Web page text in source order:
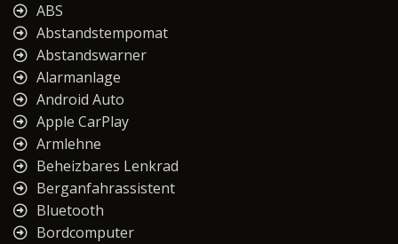
ABS
Abstandstempomat
Abstandswarner
Alarmanlage
Android Auto
Apple CarPlay
Armlehne
Beheizbares Lenkrad
Berganfahrassistent
Bluetooth
Bordcomputer